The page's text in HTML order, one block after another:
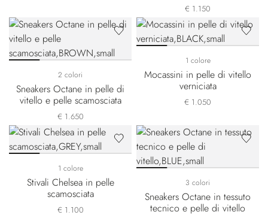
€ 1.150
2 colori
Sneakers Octane in pelle di
vitello e pelle scamosciata
€ 1.650
1 colore
Mocassini in pelle di vitello
verniciata
€ 1.050
1 colore
Stivali Chelsea in pelle
scamosciata
€ 1.100
3 colori
Sneakers Octane in tessuto
tecnico e pelle di vitello